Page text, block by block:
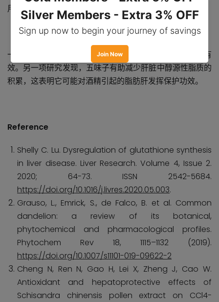
用特性。
一项研究表明，五味子对急性和慢性肝炎患者的肝损伤有
效。另一项研究发现，五味子有助减少肝脏中醇源性脂质的
积累，这表明它可能对酒精引起的脂肪肝发挥保护功效。
Reference
Shelly C. Lu. Dysregulation of glutathione synthesis
in liver disease. Liver Research. Volume 4, Issue 2.
2020; 64-73. ISSN 2542-5684.
https://doi.org/10.1016/j.livres.2020.05.003.
Grauso, L., Emrick, S., de Falco, B. et al. Common
dandelion: a review of its botanical,
phytochemical and pharmacological profiles.
Phytochem Rev 18, 1115–1132 (2019).
https://doi.org/10.1007/s11101-019-09622-2
Cheng N, Ren N, Gao H, Lei X, Zheng J, Cao W.
Antioxidant and hepatoprotective effects of
Schisandra chinensis pollen extract on CCl4-